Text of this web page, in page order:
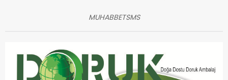
MUHABBETSMS